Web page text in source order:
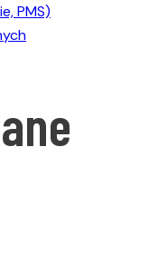
PMS)